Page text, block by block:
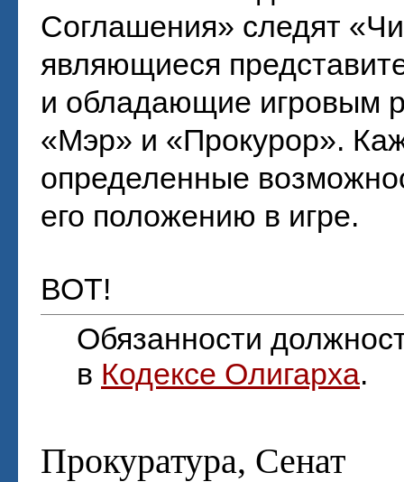
Соглашения» следят
являющиеся
и обладающие игровым
«Мэр» и «Прокурор».
определенные
его положению в игре.
ВОТ!
Обязанности
в Кодексе Олигарха.
Прокуратура, Сенат